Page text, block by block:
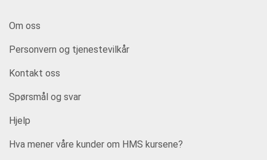
Om oss
Personvern og tjenestevilkår
Kontakt oss
Spørsmål og svar
Hjelp
Hva mener våre kunder om HMS kursene?